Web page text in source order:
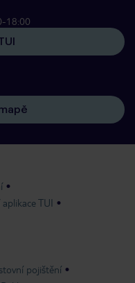
18:00
TUI
pojištění